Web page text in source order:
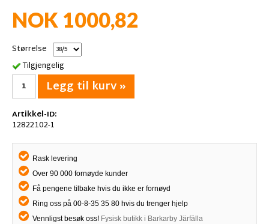
NOK 1000,82
Størrelse
Tilgjengelig
Legg til kurv »
Artikkel-ID:
12822102-1
Rask levering
Over 90 000 fornøyde kunder
Få pengene tilbake hvis du ikke er fornøyd
Ring oss på 00-8-35 35 80 hvis du trenger hjelp
Vennligst besøk oss! Fysisk butikk i Barkarby Järfälla